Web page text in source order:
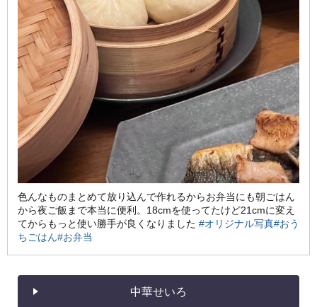
色んなものまとめて放り込んで作れるからお弁当にも朝ごはん
から夜ご飯まで本当に便利。18cmを使ってたけど21cmに変え
てからもっと使い勝手が良くなりました #オリジナル写真#おう
ちごはん#お弁当
中華せいろ